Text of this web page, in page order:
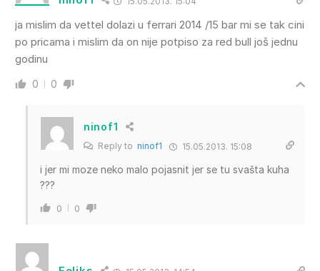
ja mislim da vettel dolazi u ferrari 2014 /15 bar mi se tak cini
po pricama i mislim da on nije potpiso za red bull još jednu
godinu
0 0
ninof1
Reply to ninof1 15.05.2013. 15:08
i jer mi moze neko malo pojasnit jer se tu svašta kuha
???
0 0